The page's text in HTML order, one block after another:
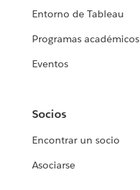
Entorno de Tableau
Programas académicos
Eventos
Socios
Encontrar un socio
Asociarse